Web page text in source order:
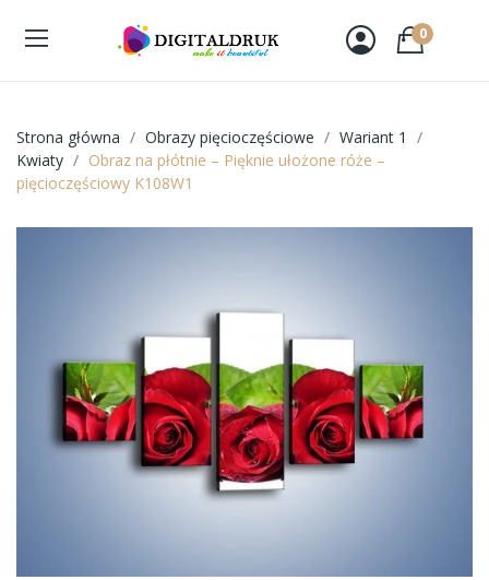
0
Strona główna Obrazy pięcioczęściowe
Wariant 1
Kwiaty
Obraz na płótnie – Pięknie ułożone róże –
pięcioczęściowy K108W1